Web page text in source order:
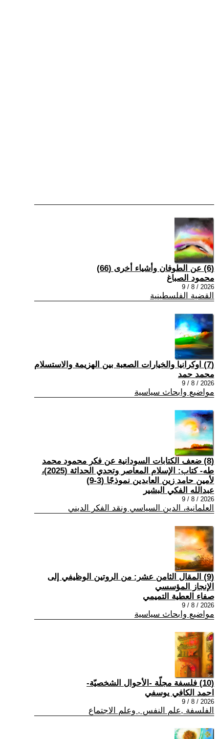
(6) عن الطوفان وأشياء أخرى (66)
محمود الصباغ
2026 / 8 / 9
القضية الفلسطينية
(7) اوكرانيا والخيارات الصعبة بين الهزيمة والاستسلام
محمد حمد
2026 / 8 / 9
مواضيع وابحاث سياسية
(8) ضعف الكتابات السودانية عن فكر محمود محمد
طه- كتاب: الإسلام المعاصر وتحدي الحداثة (2025)،
لأمين حامد زين العابدين نموذجًا (3-9)
عبدالله الفكي البشير
2026 / 8 / 9
العلمانية، الدين السياسي ونقد الفكر الديني
(9) المقال الثامن عشر: من الروتين الوظيفي إلى
الإنجاز المؤسسي
صفاء العطية التميمي
2026 / 8 / 9
مواضيع وابحاث سياسية
(10) فلسفة مجلّة -الأحوال الشخصيّة-
احمد الكافي يوسفي
2026 / 8 / 9
الفلسفة ,علم النفس , وعلم الاجتماع